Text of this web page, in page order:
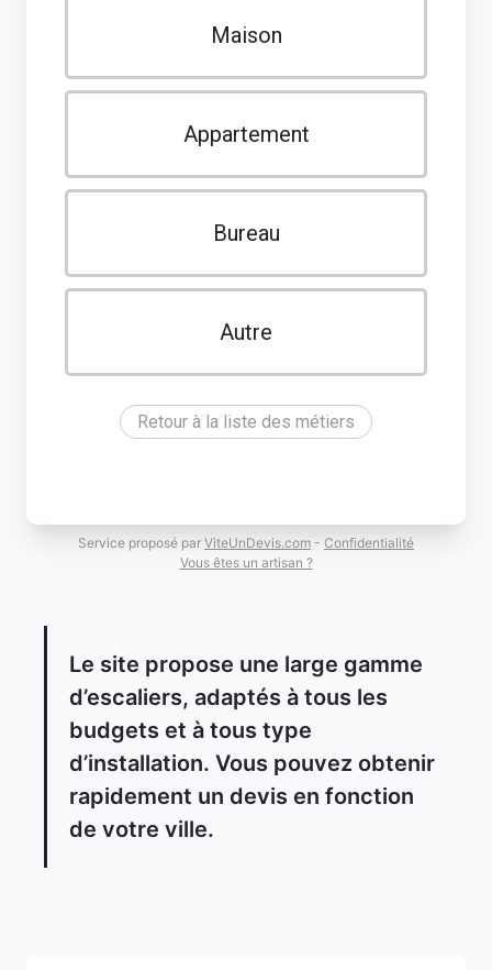
Maison
Appartement
Bureau
Autre
Retour à la liste des métiers
Service proposé par ViteUnDevis.com - Confidentialité
Vous êtes un artisan ?
Le site propose une large gamme
d’escaliers, adaptés à tous les
budgets et à tous type
d’installation. Vous pouvez obtenir
rapidement un devis en fonction
de votre ville.